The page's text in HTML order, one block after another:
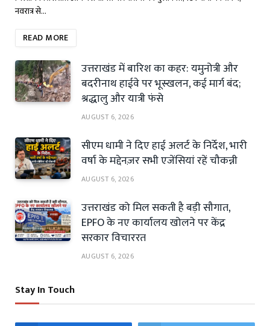
नवरात्र से…
READ MORE
उत्तराखंड में बारिश का कहर: यमुनोत्री और
बदरीनाथ हाईवे पर भूस्खलन, कई मार्ग बंद;
श्रद्धालु और यात्री फंसे
AUGUST 6, 2026
सीएम धामी ने दिए हाई अलर्ट के निर्देश, भारी
वर्षा के मद्देनज़र सभी एजेंसियां रहें चौकन्नी
AUGUST 6, 2026
उत्तराखंड को मिल सकती है बड़ी सौगात,
EPFO के नए कार्यालय खोलने पर केंद्र
सरकार विचाररत
AUGUST 6, 2026
Stay In Touch